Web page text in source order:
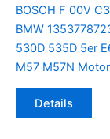
BOSCH F 00V
BMW
530D 535D 5er
M57 M57N Motor
Details